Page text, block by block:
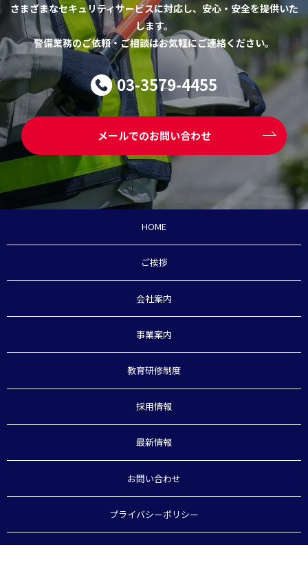
さまざまなセキュリティサービスに対応し、安心・安全を提供いた
します。
警備業務のご依頼・ご相談はお気軽にご連絡ください。
03-3579-4455
メールでのお問い合わせ
HOME
ご挨拶
会社案内
事業案内
教育研修制度
採用情報
最新情報
お問い合わせ
プライバシーポリシー